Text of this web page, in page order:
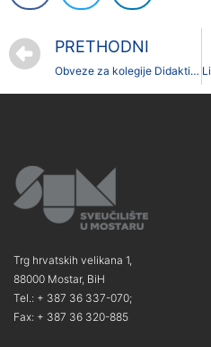
PRETHODNI
Obveze za kolegije Didaktička praksa, Metodička praksa 1, Metodička praksa 2, Praktikum i školska praksa
Trg hrvatskih velikana 1,
88000 Mostar, BiH
Tel.: + 387 36 337-070;
Fax: + 387 36 320-885